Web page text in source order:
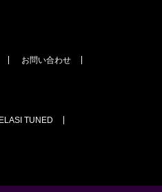
お問い合わせ
TUNED